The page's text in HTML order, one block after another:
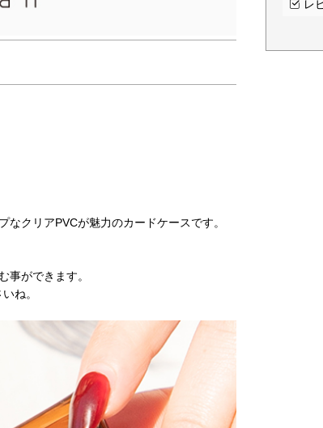
クリアPVCが魅力のカードケースです。
事ができます。
ね。
レ